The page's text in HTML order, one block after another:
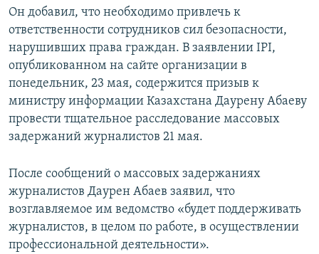
Он добавил, что необходимо привлечь к
ответственности сотрудников сил безопасности,
нарушивших права граждан. В заявлении IPI,
опубликованном на сайте организации в
понедельник, 23 мая, содержится призыв к
министру информации Казахстана Даурену Абаеву
провести тщательное расследование массовых
задержаний журналистов 21 мая.
После сообщений о массовых задержаниях
журналистов Даурен Абаев заявил, что
возглавляемое им ведомство «будет поддерживать
журналистов, в целом по работе, в осуществлении
профессиональной деятельности».